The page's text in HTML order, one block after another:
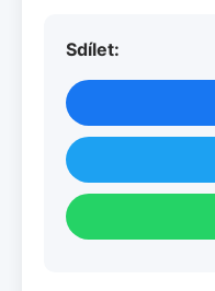
Sdílet: